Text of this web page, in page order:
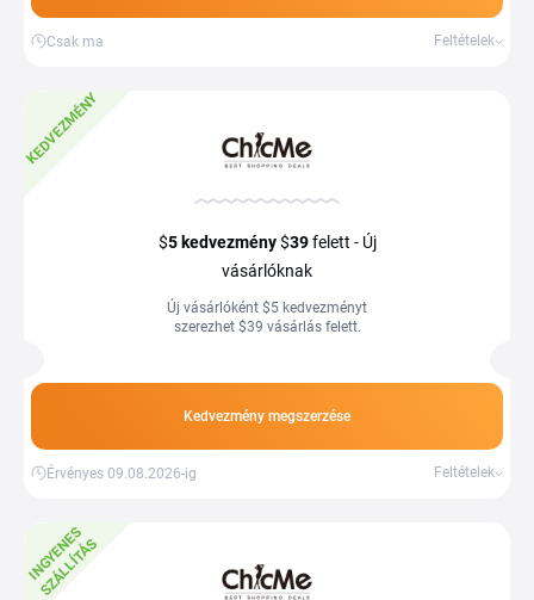
Csak ma Feltételek
KEDVEZMÉNY
$5 kedvezmény$39felett - Új
vásárlóknak
Új vásárlóként $5 kedvezményt
szerezhet $39 vásárlás felett.
Kedvezmény megszerzése
Érvényes 09.08.2026-ig Feltételek
I
N
G
Y
E
N
E
S
S
Z
Á
L
L
Í
T
Á
S